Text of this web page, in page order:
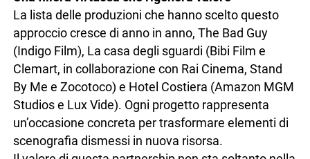
La lista delle produzioni che hanno scelto questo
approccio cresce di anno in anno, The Bad Guy
(Indigo Film), La casa degli sguardi (Bibi Film e
Clemart, in collaborazione con Rai Cinema, Stand
By Me e Zocotoco) e Hotel Costiera (Amazon MGM
Studios e Lux Vide). Ogni progetto rappresenta
un’occasione concreta per trasformare elementi di
scenografia dismessi in nuova risorsa.